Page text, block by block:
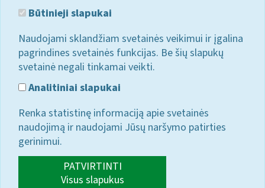
Būtinieji slapukai
Naudojami sklandžiam svetainės veikimui ir įgalina
pagrindines svetainės funkcijas. Be šių slapukų
svetainė negali tinkamai veikti.
Analitiniai slapukai
Renka statistinę informaciją apie svetainės
naudojimą ir naudojami Jūsų naršymo patirties
gerinimui.
PATVIRTINTI
Visus slapukus